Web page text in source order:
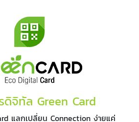
จิทัล Green Card
แลกเปลี่ยน Connection ง่ายแค่